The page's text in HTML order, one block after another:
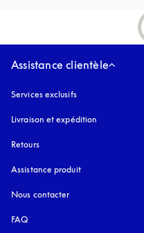
Assistance clientèle
Services exclusifs
Livraison et expédition
Retours
Assistance produit
Nous contacter
FAQ